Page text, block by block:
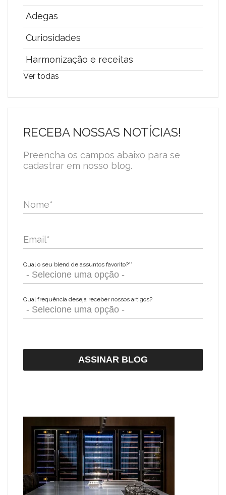
Adegas
Curiosidades
Harmonização e receitas
Ver todas
RECEBA NOSSAS NOTÍCIAS!
Preencha os campos abaixo para se
cadastrar em nosso blog.
Nome*
Email*
Qual o seu blend de assuntos favorito?**
Qual frequência deseja receber nossos artigos?